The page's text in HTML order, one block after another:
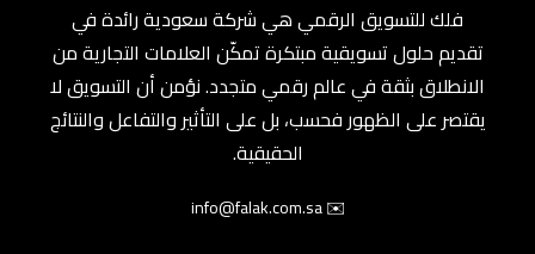
فلك للتسويق الرقمي هي شركة سعودية رائدة في
تقديم حلول تسويقية مبتكرة تمكّن العلامات التجارية من
الانطلاق بثقة في عالم رقمي متجدد. نؤمن أن التسويق لا
يقتصر على الظهور فحسب، بل على التأثير والتفاعل والنتائج
الحقيقية.
✉️ info@falak.com.sa